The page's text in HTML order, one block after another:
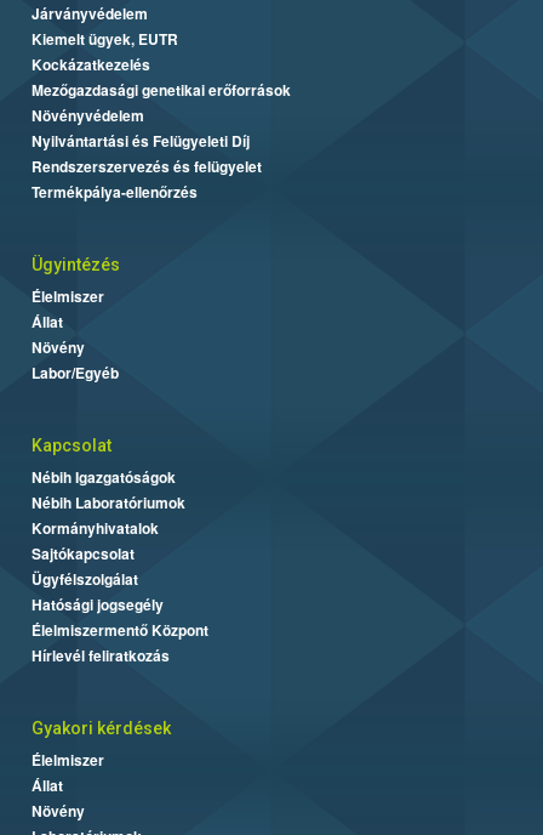
Járványvédelem
Kiemelt ügyek, EUTR
Kockázatkezelés
Mezőgazdasági genetikai erőforrások
Növényvédelem
Nyilvántartási és Felügyeleti Díj
Rendszerszervezés és felügyelet
Termékpálya-ellenőrzés
Ügyintézés
Élelmiszer
Állat
Növény
Labor/Egyéb
Kapcsolat
Nébih Igazgatóságok
Nébih Laboratóriumok
Kormányhivatalok
Sajtókapcsolat
Ügyfélszolgálat
Hatósági jogsegély
Élelmiszermentő Központ
Hírlevél feliratkozás
Gyakori kérdések
Élelmiszer
Állat
Növény